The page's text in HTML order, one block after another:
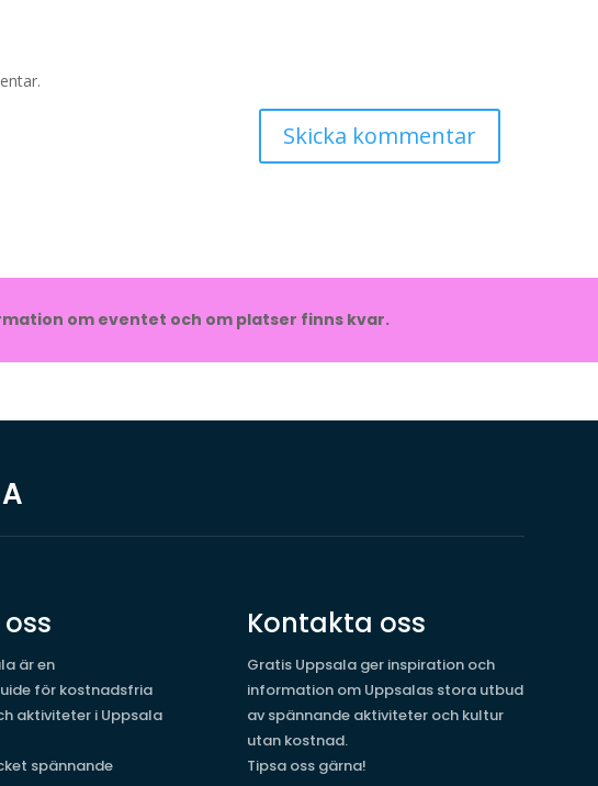
om eventet och om platser finns kvar.
är en
för kostnadsfria
aktiviteter i Uppsala
spännande
Kontakta oss
Gratis Uppsala ger inspiration och
information om Uppsalas stora utbud
av spännande aktiviteter och kultur
utan kostnad.
Tipsa oss gärna!